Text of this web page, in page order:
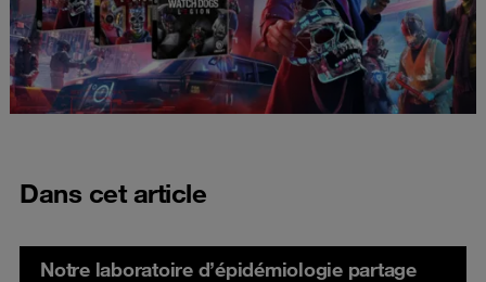
Dans cet article
Notre laboratoire d’épidémiologie partage